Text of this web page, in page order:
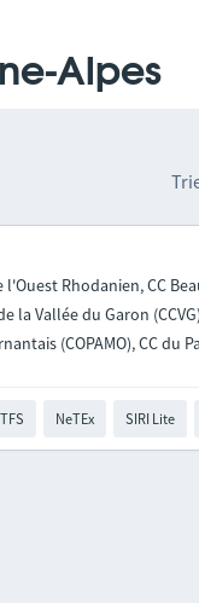
Alpes
Rhodanien, CC
la Vallée du Garon
(COPAMO), CC du
NeTEx SIRI Lite